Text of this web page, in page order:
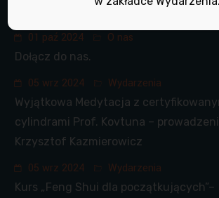
Program marzec - sierpień 2025 r.
01 paź 2024 O nas
Dołącz do nas.
05 wrz 2024 Wydarzenia
Wyjątkowa Medytacja z
cylindrami Prof. Kovtuna –
Krzysztof Kazmierowicz
05 wrz 2024 Wydarzenia
Kurs „Feng Shui dla początkujących”–